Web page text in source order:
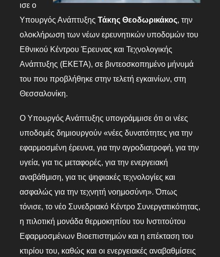
ισε ο
Υπουργός Ανάπτυξης Τάκης Θεοδωρικάκος, την
ολοκλήρωση των νέων ερευνητικών υποδομών του
Εθνικού Κέντρου Έρευνας και Τεχνολογικής
Ανάπτυξης (ΕΚΕΤΑ), σε βιντεοσκοπημένο μήνυμά
του που προβλήθηκε στην τελετή εγκαινίων, στη
Θεσσαλονίκη.
Ο Υπουργός Ανάπτυξης υπογράμμισε ότι οι νέες
υποδομές δημιουργούν «νέες δυνατότητες για την
εφαρμοσμένη έρευνα, για την αγροδιατροφή, για την
υγεία, για τις μεταφορές, για την ενεργειακή
αναβάθμιση, για τις ψηφιακές τεχνολογίες και
ασφαλώς για την τεχνητή νοημοσύνη». Όπως
τόνισε, το νέο Συνεδριακό Κέντρο Συνεργατικότητας,
η πιλοτική μονάδα θερμοκηπίου του Ινστιτούτου
Εφαρμοσμένων Βιοεπιστημών και η επέκταση του
κτιρίου του, καθώς και οι ενεργειακές αναβαθμίσεις